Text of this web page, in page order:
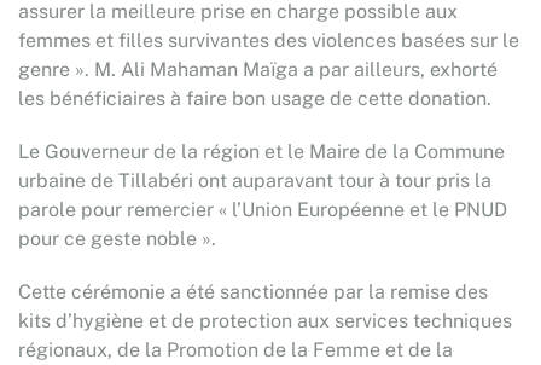
assurer la meilleure prise en charge possible aux
femmes et filles survivantes des violences basées sur le
genre ». M. Ali Mahaman Maïga a par ailleurs, exhorté
les bénéficiaires à faire bon usage de cette donation.
Le Gouverneur de la région et le Maire de la Commune
urbaine de Tillabéri ont auparavant tour à tour pris la
parole pour remercier « l’Union Européenne et le PNUD
pour ce geste noble ».
Cette cérémonie a été sanctionnée par la remise des
kits d’hygiène et de protection aux services techniques
régionaux, de la Promotion de la Femme et de la